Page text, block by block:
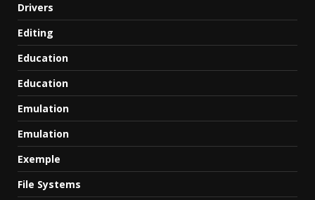
Drivers
Editing
Education
Education
Emulation
Emulation
Exemple
File Systems